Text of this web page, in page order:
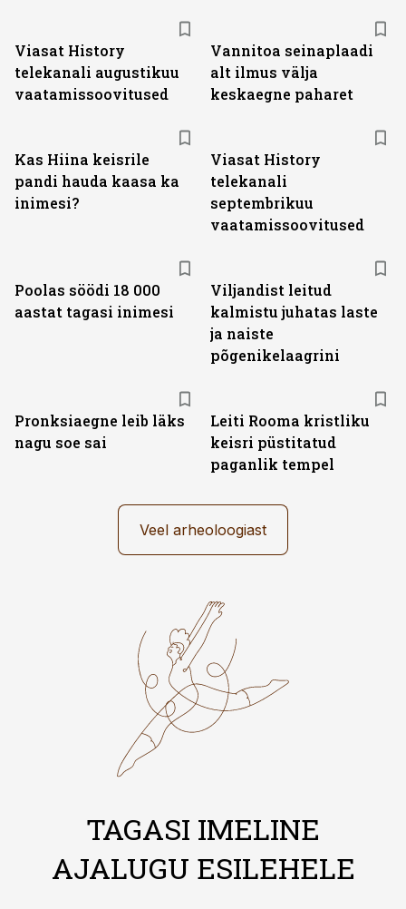
Viasat History
telekanali augustikuu
vaatamissoovitused
Vannitoa seinaplaadi
alt ilmus välja
keskaegne paharet
Kas Hiina keisrile
pandi hauda kaasa ka
inimesi?
Viasat History
telekanali
septembrikuu
vaatamissoovitused
Poolas söödi 18 000
aastat tagasi inimesi
Viljandist leitud
kalmistu juhatas laste
ja naiste
põgenikelaagrini
Pronksiaegne leib läks
nagu soe sai
Leiti Rooma kristliku
keisri püstitatud
paganlik tempel
Veel arheoloogiast
TAGASI IMELINE
AJALUGU ESILEHELE